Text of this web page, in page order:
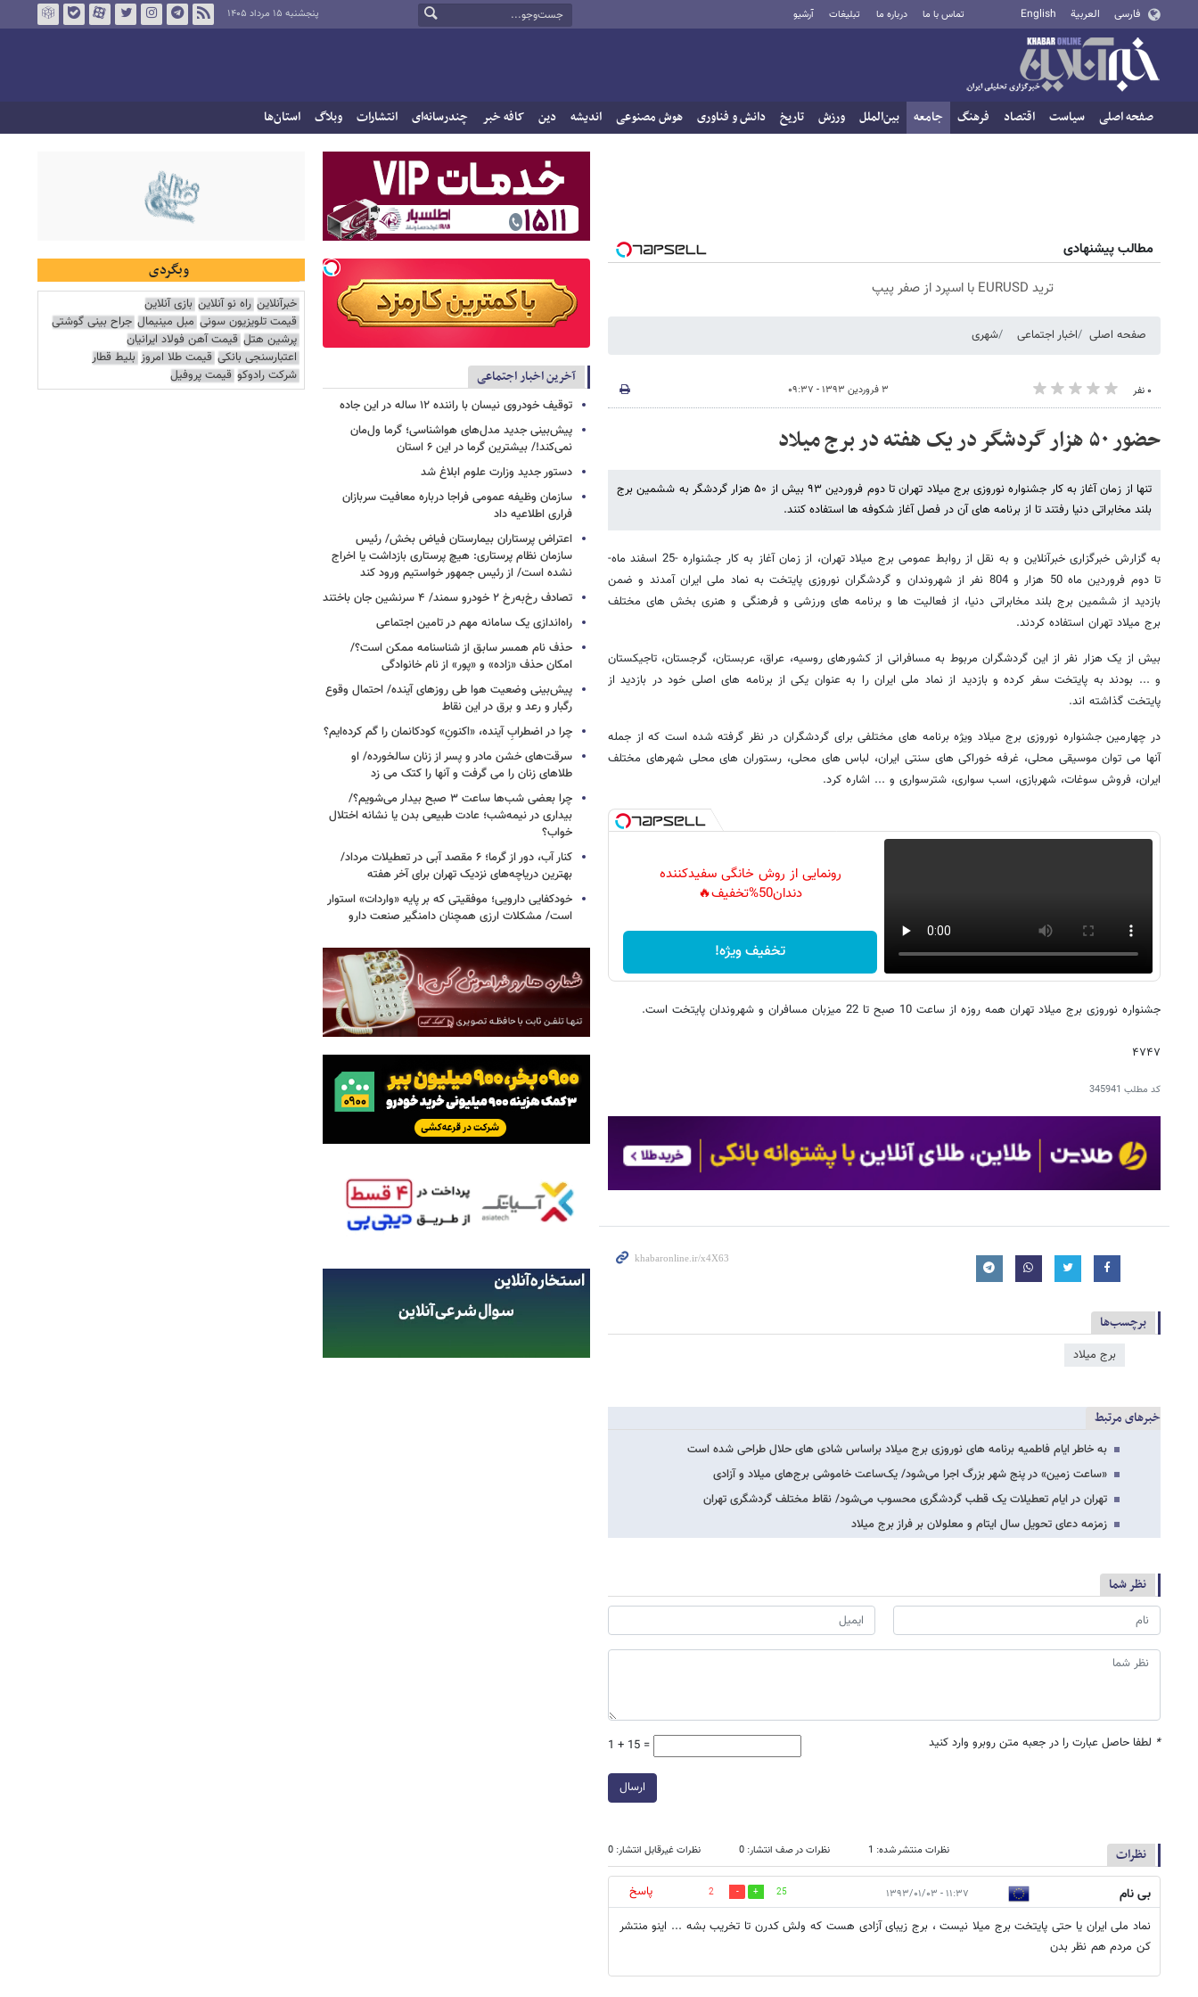
فارسی العربية English تماس با ما درباره ما تبلیغات آرشیو پنجشنبه ۱۵ مرداد ۱۴۰۵
صفحه اصلی سیاست اقتصاد فرهنگ جامعه بین‌الملل ورزش تاریخ دانش و فناوری هوش مصنوعی اندیشه دین کافه خبر چندرسانه‌ای انتشارات وبلاگ استان‌ها
مطالب پیشنهادی
ترید EURUSD با اسپرد از صفر پیپ
صفحه اصلی اخبار اجتماعی شهری
۰ نفر ۳ فروردین ۱۳۹۳ - ۰۹:۳۷
حضور ۵۰ هزار گردشگر در یک هفته در برج میلاد
تنها از زمان آغاز به کار جشنواره نوروزی برج میلاد تهران تا دوم فروردین ۹۳ بیش از ۵۰ هزار گردشگر به ششمین برج
بلند مخابراتی دنیا رفتند تا از برنامه های آن در فصل آغاز شکوفه ها استفاده کنند.
به گزارش خبرگزاری خبرآنلاین و به نقل از روابط عمومی برج میلاد تهران، از زمان آغاز به کار جشنواره -25 اسفند ماه-
تا دوم فروردین ماه 50 هزار و 804 نفر از شهروندان و گردشگران نوروزی پایتخت به نماد ملی ایران آمدند و ضمن
بازدید از ششمین برج بلند مخابراتی دنیا، از فعالیت ها و برنامه های ورزشی و فرهنگی و هنری بخش های مختلف
برج میلاد تهران استفاده کردند.
بیش از یک هزار نفر از این گردشگران مربوط به مسافرانی از کشورهای روسیه، عراق، عربستان، گرجستان، تاجیکستان
و ... بودند به پایتخت سفر کرده و بازدید از نماد ملی ایران را به عنوان یکی از برنامه های اصلی خود در بازدید از
پایتخت گذاشته اند.
در چهارمین جشنواره نوروزی برج میلاد ویژه برنامه های مختلفی برای گردشگران در نظر گرفته شده است که از جمله
آنها می توان موسیقی محلی، غرفه خوراکی های سنتی ایران، لباس های محلی، رستوران های محلی شهرهای مختلف
ایران، فروش سوغات، شهربازی، اسب سواری، شترسواری و ... اشاره کرد.
رونمایی از روش خانگی سفیدکننده
دندان50%تخفیف🔥
تخفیف ویژه!
جشنواره نوروزی برج میلاد تهران همه روزه از ساعت 10 صبح تا 22 میزبان مسافران و شهروندان پایتخت است.
۴۷۴۷
کد مطلب 345941
برچسب‌ها
برج میلاد
خبرهای مرتبط
به خاطر ایام فاطمیه برنامه های نوروزی برج میلاد براساس شادی های حلال طراحی شده است
«ساعت زمین» در پنج شهر بزرگ اجرا می‌شود/ یک‌ساعت خاموشی برج‌های میلاد و آزادی
تهران در ایام تعطیلات یک قطب گردشگری محسوب می‌شود/ نقاط مختلف گردشگری تهران
زمزمه دعای تحویل سال ایتام و معلولان بر فراز برج میلاد
نظر شما
* لطفا حاصل عبارت را در جعبه متن روبرو وارد کنید 1 + 15 =
ارسال
نظرات نظرات منتشر شده: 1 نظرات در صف انتشار: 0 نظرات غیرقابل انتشار: 0
بی نام ۱۱:۳۷ - ۱۳۹۳/۰۱/۰۳ 25
2
پاسخ
نماد ملی ایران یا حتی پایتخت برج میلا نیست ، برج زیبای آزادی هست که ولش کدرن تا تخریب بشه ... اینو منتشر
کن مردم هم نظر بدن
آخرین اخبار اجتماعی
توقیف خودروی نیسان با راننده ۱۲ ساله در این جاده
پیش‌بینی جدید مدل‌های هواشناسی؛ گرما ول‌مان
نمی‌کند!/ بیشترین گرما در این ۶ استان
دستور جدید وزارت علوم ابلاغ شد
سازمان وظیفه عمومی فراجا درباره معافیت سربازان
فراری اطلاعیه داد
اعتراض پرستاران بیمارستان فیاض بخش/ رئیس
سازمان نظام پرستاری: هیچ پرستاری بازداشت یا اخراج
نشده است/ از رئیس جمهور خواستیم ورود کند
تصادف رخ‌به‌رخ ۲ خودرو سمند/ ۴ سرنشین جان باختند
راه‌اندازی یک سامانه مهم در تامین اجتماعی
حذف نام همسر سابق از شناسنامه ممکن است؟/
امکان حذف «زاده» و «پور» از نام خانوادگی
پیش‌بینی وضعیت هوا طی روزهای آینده/ احتمال وقوع
رگبار و رعد و برق در این نقاط
چرا در اضطرابِ آینده، «اکنونِ» کودکانمان را گم کرده‌ایم؟
سرقت‌های خشن مادر و پسر از زنان سالخورده/ او
طلاهای زنان را می گرفت و آنها را کتک می زد
چرا بعضی شب‌ها ساعت ۳ صبح بیدار می‌شویم؟/
بیداری در نیمه‌شب؛ عادت طبیعی بدن یا نشانه اختلال
خواب؟
کنار آب، دور از گرما؛ ۶ مقصد آبی در تعطیلات مرداد/
بهترین دریاچه‌های نزدیک تهران برای آخر هفته
خودکفایی دارویی؛ موفقیتی که بر پایه‌ «واردات» استوار
است/ مشکلات ارزی همچنان دامنگیر صنعت دارو
وبگردی
خبرآنلاین راه نو آنلاین بازی آنلاین
قیمت تلویزیون سونی مبل مینیمال جراح بینی گوشتی
پرشین هتل قیمت آهن فولاد ایرانیان
اعتبارسنجی بانکی قیمت طلا امروز بلیط قطار
شرکت رادوکو قیمت پروفیل